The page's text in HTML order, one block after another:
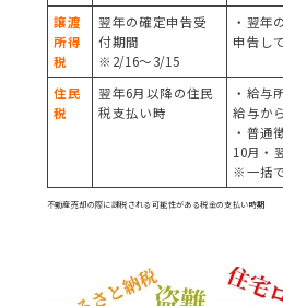
節税対策個別相談会情報
「リノベーション改装」×「中古マン
各エリアご相談サロンカウンター一覧
住まいの窓口の各種サポート
売却診断フローチャート
譲渡
所得
税
翌年の確定申告受
付期間
※2/16～3/15
・翌年
申告し
住民
税
翌年6月以降の住民
税支払い時
・給与
給与か
・普通
10月・
※一括
不動産売却の際に課税される可能性がある税金の支払い時期